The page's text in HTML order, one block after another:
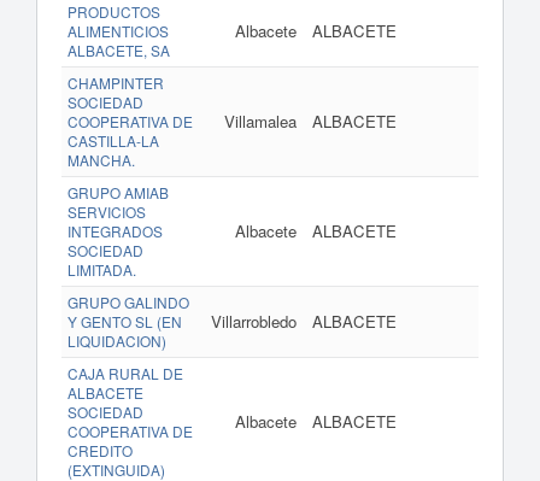
PRODUCTOS
ALIMENTICIOS
ALBACETE, SA
Albacete ALBACETE
CHAMPINTER
SOCIEDAD
COOPERATIVA DE
CASTILLA-LA
MANCHA.
Villamalea ALBACETE
GRUPO AMIAB
SERVICIOS
INTEGRADOS
SOCIEDAD
LIMITADA.
Albacete ALBACETE
GRUPO GALINDO
Y GENTO SL (EN
LIQUIDACION)
Villarrobledo ALBACETE
CAJA RURAL DE
ALBACETE
SOCIEDAD
COOPERATIVA DE
CREDITO
(EXTINGUIDA)
Albacete ALBACETE